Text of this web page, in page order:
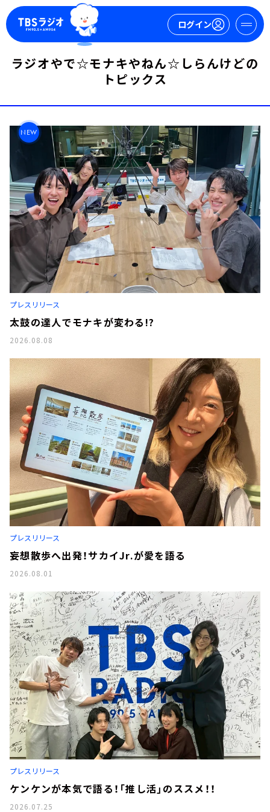
ログイン
ログイン 新規会員登録
今日の番組表
週間番組表
トピックス
TBS Podcast
お知らせ
イベント・グッズ
YouTube
会社情報
ラジオやで☆モナキやねん☆しらんけどの
トピックス
NEW
プレスリリース
太鼓の達人でモナキが変わる!?
2026.08.08
プレスリリース
妄想散歩へ出発！サカイJr.が愛を語る
2026.08.01
プレスリリース
ケンケンが本気で語る！「推し活」のススメ！！
2026.07.25